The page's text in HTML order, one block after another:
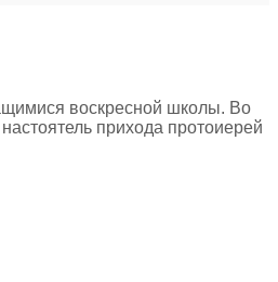
воскресной школы. Во
прихода протоиерей